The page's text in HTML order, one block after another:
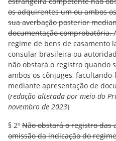
os adquirentes um ou ambos
sua averbação posterior
documentação comprobatória.
regime de bens de casamento
consular brasileira ou
não obstará o registro quando
ambos os cônjuges,
mediante apresentação de
(redação alterada por meio do
novembro de 2023)
§ 2º Não obstará o registro das
omissão da indicação do